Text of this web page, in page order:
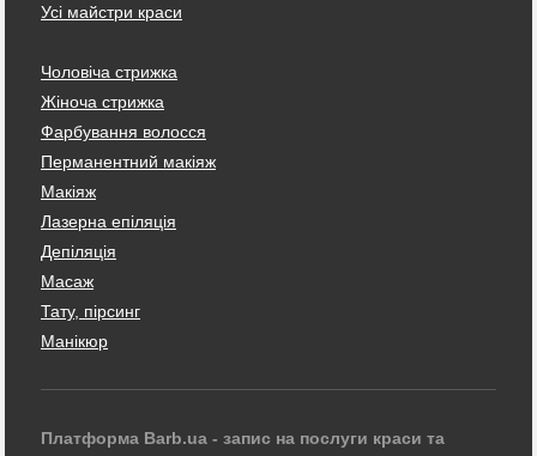
Усі майстри краси
Чоловіча стрижка
Жіноча стрижка
Фарбування волосся
Перманентний макіяж
Макіяж
Лазерна епіляція
Депіляція
Масаж
Тату, пірсинг
Манікюр
Платформа Barb.ua - запис на послуги краси та